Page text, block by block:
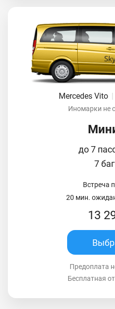
Mercedes Vito
Иномарки не
до 7
7
Встреча
20 мин.
13
Предоплата
Бесплатная